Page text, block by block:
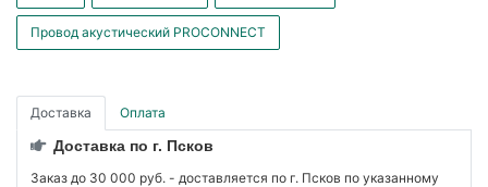
Провод акустический PROCONNECT
Доставка Оплата
Доставка по г. Псков
Заказ до 30 000 руб. - доставляется по г. Псков по указанному